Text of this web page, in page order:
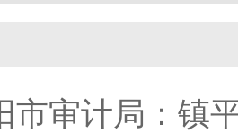
市审计局：镇